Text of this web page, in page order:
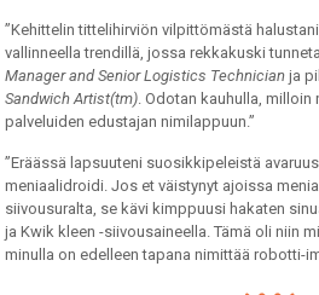
”Kehittelin tittelihirviön vilpittömästä
vallinneella trendillä, jossa rekkakuski
Manager and Senior Logistics Technician ja
Sandwich Artist(tm). Odotan kauhulla, milloin
palveluiden edustajan nimilappuun.”
”Eräässä lapsuuteni suosikkipeleistä
meniaalidroidi. Jos et väistynyt ajoissa
siivousuralta, se kävi kimppuusi hakaten
ja Kwik kleen -siivousaineella. Tämä oli niin
minulla on edelleen tapana nimittää robotti-